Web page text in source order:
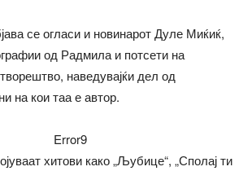
се огласи и новинарот Дуле Миќиќ,
од Радмила и потсети на
творештво, наведувајќи дел од
на кои таа е автор.
Error9
хитови како „Љубице“, „Сполај ти